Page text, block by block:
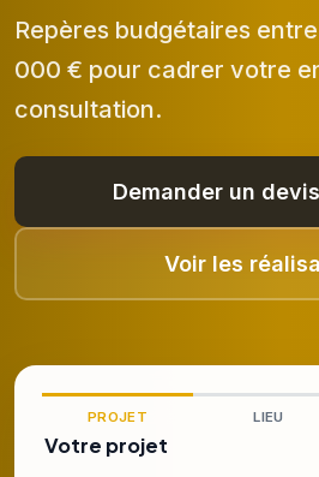
Repères budgétaires
000 € pour cadrer votre
consultation.
Demander un
Voir les
PROJET LIEU
Votre projet